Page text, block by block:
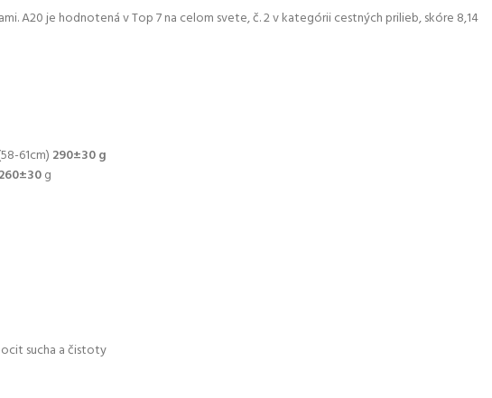
A20 je hodnotená v Top 7 na celom svete, č. 2 v kategórii cestných prilieb, skóre 8,14
61cm) 290±30g
260±30g
sucha a čistoty